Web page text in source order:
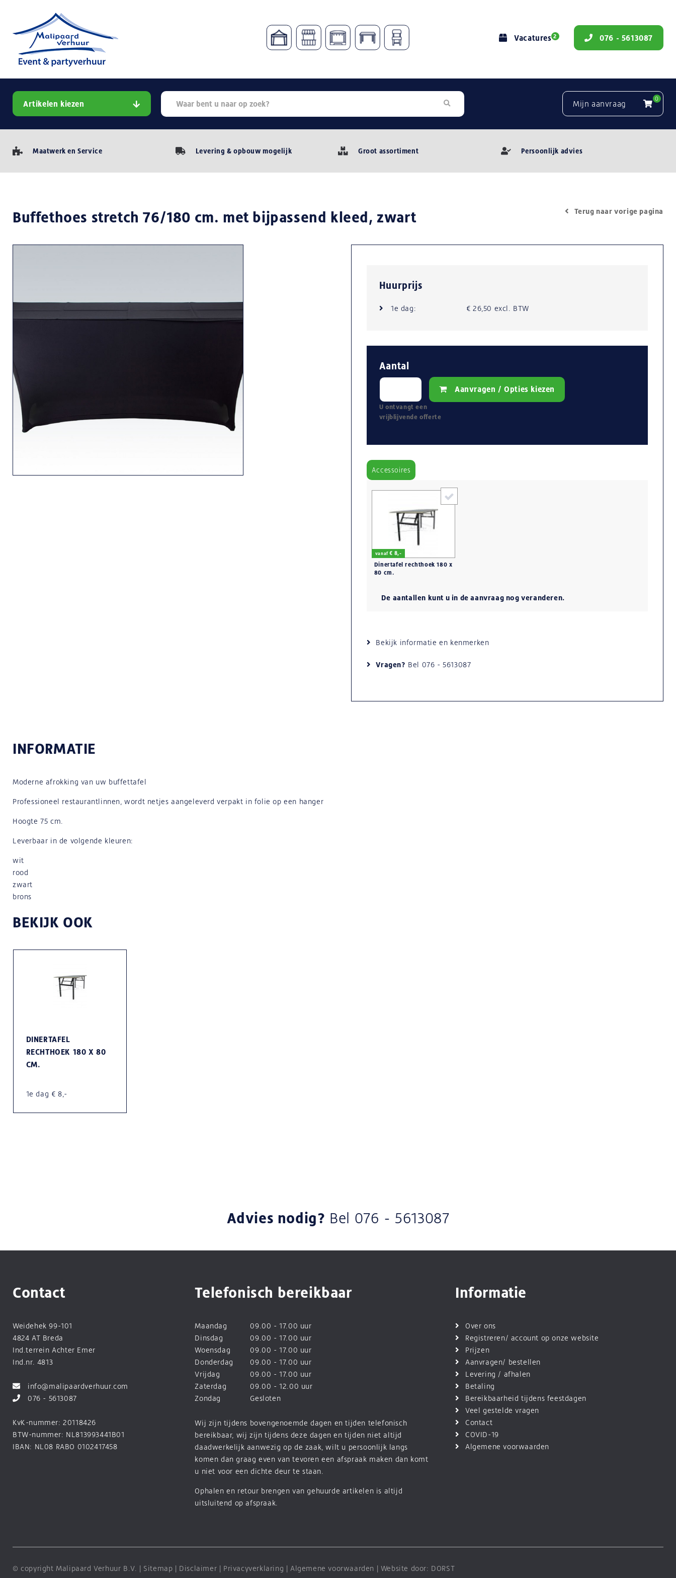
Vacatures 2 076 - 5613087
Artikelen kiezen Mijn aanvraag
0
Maatwerk en Service Levering & opbouw mogelijk Groot assortiment Persoonlijk advies
Terug naar vorige pagina
Buffethoes stretch 76/180 cm. met bijpassend kleed, zwart
Huurprijs
1e dag: € 26,50 excl. BTW
Aantal
Aanvragen / Opties kiezen
U ontvangt een
vrijblijvende offerte
Accessoires
vanaf€ 8,-
Dinertafel rechthoek 180 x
80 cm.
De aantallen kunt u in de aanvraag nog veranderen.
Bekijk informatie en kenmerken
Vragen? Bel 076 - 5613087
INFORMATIE
Moderne afrokking van uw buffettafel
Professioneel restaurantlinnen, wordt netjes aangeleverd verpakt in folie op een hanger
Hoogte 75 cm.
Leverbaar in de volgende kleuren:
wit
rood
zwart
brons
BEKIJK OOK
DINERTAFEL
RECHTHOEK 180 X 80
CM.
1e dag € 8,-
Advies nodig? Bel 076 - 5613087
Contact
Weidehek 99-101
4824 AT Breda
Ind.terrein Achter Emer
Ind.nr. 4813
info@malipaardverhuur.com
076 - 5613087
KvK-nummer: 20118426
BTW-nummer: NL813993441B01
IBAN: NL08 RABO 0102417458
Telefonisch bereikbaar
Maandag
09.00 - 17.00 uur
Dinsdag
09.00 - 17.00 uur
Woensdag
09.00 - 17.00 uur
Donderdag
09.00 - 17.00 uur
Vrijdag
09.00 - 17.00 uur
Zaterdag
09.00 - 12.00 uur
Zondag
Gesloten
Wij zijn tijdens bovengenoemde dagen en tijden telefonisch
bereikbaar, wij zijn tijdens deze dagen en tijden niet altijd
daadwerkelijk aanwezig op de zaak, wilt u persoonlijk langs
komen dan graag even van tevoren een afspraak maken dan komt
u niet voor een dichte deur te staan.
Ophalen en retour brengen van gehuurde artikelen is altijd
uitsluitend op afspraak.
Informatie
Over ons
Registreren/ account op onze website
Prijzen
Aanvragen/ bestellen
Levering / afhalen
Betaling
Bereikbaarheid tijdens feestdagen
Veel gestelde vragen
Contact
COVID-19
Algemene voorwaarden
© copyright Malipaard Verhuur B.V. | Sitemap | Disclaimer | Privacyverklaring | Algemene voorwaarden | Website door: DORST